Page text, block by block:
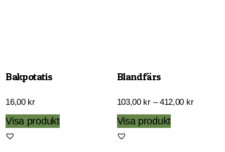
Bakpotatis
16,00 kr
Visa produkt
Blandfärs
103,00 kr – 412,00 kr
Visa produktDen